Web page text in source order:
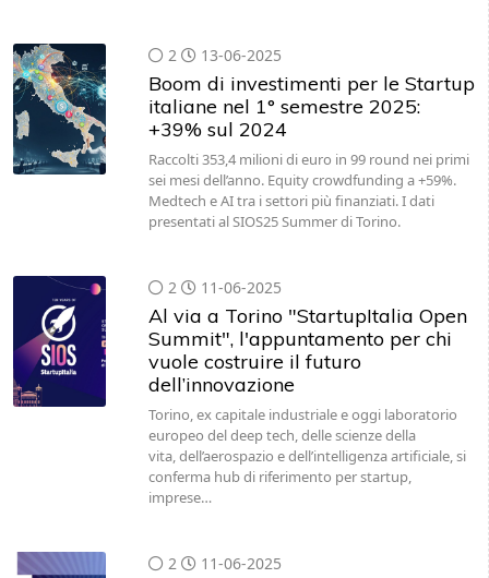
2 13-06-2025
Boom di investimenti per le Startup
italiane nel 1° semestre 2025:
+39% sul 2024
Raccolti 353,4 milioni di euro in 99 round nei primi
sei mesi dell’anno. Equity crowdfunding a +59%.
Medtech e AI tra i settori più finanziati. I dati
presentati al SIOS25 Summer di Torino.
2 11-06-2025
Al via a Torino "StartupItalia Open
Summit", l'appuntamento per chi
vuole costruire il futuro
dell’innovazione
Torino, ex capitale industriale e oggi laboratorio
europeo del deep tech, delle scienze della
vita, dell’aerospazio e dell’intelligenza artificiale, si
conferma hub di riferimento per startup,
imprese…
2 11-06-2025